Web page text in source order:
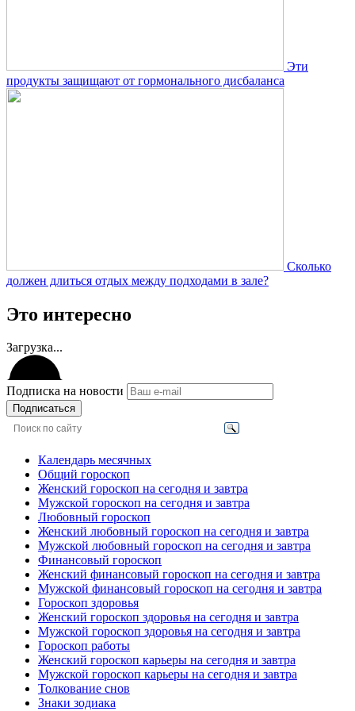
Эти
продукты защищают от гормонального дисбаланса
Сколько
должен длиться отдых между подходами в зале?
Это интересно
Загрузка...
Подписка на новости
Подписаться
Календарь месячных
Общий гороскоп
Женский гороскоп на сегодня и завтра
Мужской гороскоп на сегодня и завтра
Любовный гороскоп
Женский любовный гороскоп на сегодня и завтра
Мужской любовный гороскоп на сегодня и завтра
Финансовый гороскоп
Женский финансовый гороскоп на сегодня и завтра
Мужской финансовый гороскоп на сегодня и завтра
Гороскоп здоровья
Женский гороскоп здоровья на сегодня и завтра
Мужской гороскоп здоровья на сегодня и завтра
Гороскоп работы
Женский гороскоп карьеры на сегодня и завтра
Мужской гороскоп карьеры на сегодня и завтра
Толкование снов
Знаки зодиака